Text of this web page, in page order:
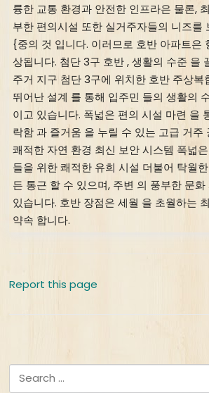
륭한 교통 환경과 안전한 인프라은 물론,
부한 편의시설 또한 실거주자들의 니즈를
{중의 것 입니다. 이러므로 호반 아파트은
상됩니다. 첨단 3구 호반 , 생활의 수준 을
주거 지구 첨단 3구에 위치한 호반 주상복
뛰어난 설계 를 통해 입주민 들의 생활의
이고 있습니다. 폭넓은 편의 시설 마련 을
락함 과 즐거움 을 누릴 수 있는 고급 거주
쾌적한 자연 환경 최신 보안 시스템 폭넓
들을 위한 쾌적한 유희 시설 더불어 탁월
든 통근 할 수 있으며, 주변 의 풍부한 문
있습니다. 호반 장점은 세월 을 초월하는
약속 합니다.
Report this page
Search for: